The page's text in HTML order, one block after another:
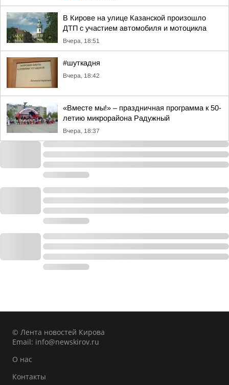
В Кирове на улице Казанской произошло
ДТП с участием автомобиля и мотоцикла
Вчера, 18:51
#шуткадня
Вчера, 18:42
«Вместе мы!» – праздничная программа к 50-
летию микрорайона Радужный
Вчера, 18:37
© Лента новостей Кирова
Email: info@newskirov.ru
О нас
Контакты